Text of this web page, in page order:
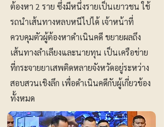
ต้องหา 2 ราย ซึ่งมีหนึ่งรายเป็นเยาวชน ใช้
รถนำเส้นทางหลบหนีไปได้ เจ้าหน้าที่
ควบคุมตัวผู้ต้องหาดำเนินคดี ขยายผลถึง
เส้นทางลำเลียงและนายทุน เป็นเครือข่าย
ที่กระจายยาเสพติดหลายจังหวัดอยู่ระหว่าง
สอบสวนเชิงลึก เพื่อดำเนินคดีกับผู้เกี่ยวข้อง
ทั้งหมด